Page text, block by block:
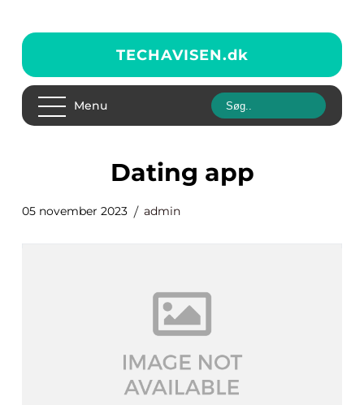
TECHAVISEN.dk
Menu
dating app
05 november 2023 admin